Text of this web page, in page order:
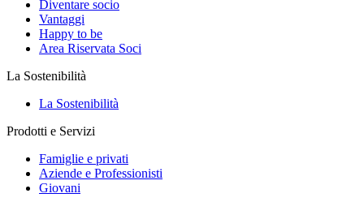
Diventare socio
Vantaggi
Happy to be
Area Riservata Soci
La Sostenibilità
La Sostenibilità
Prodotti e Servizi
Famiglie e privati
Aziende e Professionisti
Giovani